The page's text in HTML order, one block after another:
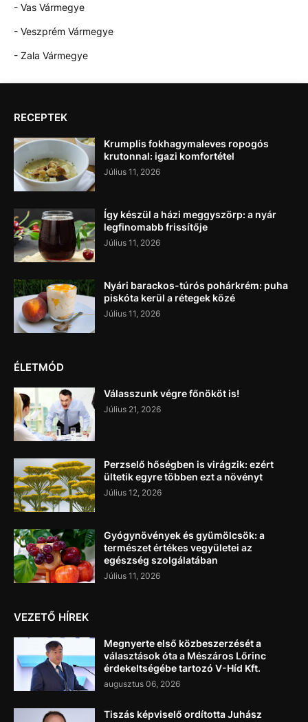
- Vas Vármegye
- Veszprém Vármegye
- Zala Vármegye
RECEPTEK
Krumplis fokhagymaleves ropogós
krutonnal: igazi komfortétel
Július 11, 2026
Így készül a házi meggyszörp: a nyár
legfinomabb frissítője
Július 11, 2026
Nyári barackos-túrós pohárkrém: puha
piskóta kerül a rétegek közé
Július 11, 2026
ÉLETMÓD
Válasszunk végre főnököt is!
Július 21, 2026
Perzselő hőségben is virágzik: ezért
ültetik egyre többen ezt a növényt
Július 12, 2026
Gyógynövények és gyümölcsök: a
természet értékes vegyületei az
egészség szolgálatában
Július 11, 2026
VEZETŐ HÍREK
Megnyerte első közbeszerzését a
választások óta a Mészáros Lőrinc
érdekeltségébe tartozó V-Híd Kft.
augusztus 06, 2026
Tiszás képviselő ordította Juhász